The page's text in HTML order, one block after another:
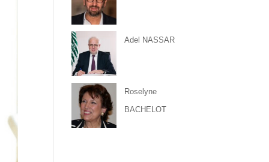
Adel NASSAR
Roselyne
BACHELOT